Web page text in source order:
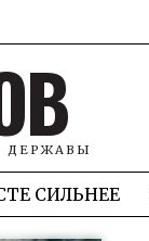
ДЕРЖАВЫ
СИЛЬНЕЕ